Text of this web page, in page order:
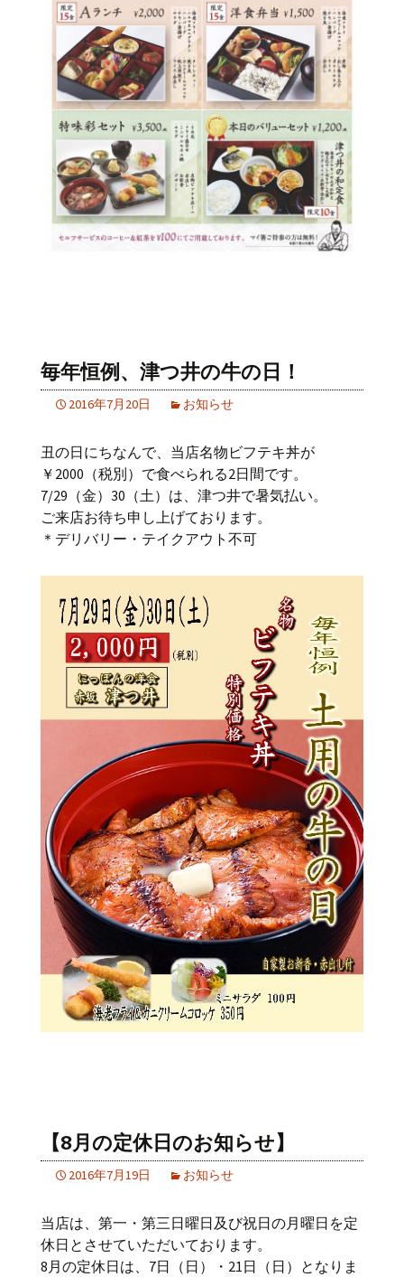
毎年恒例、津つ井の牛の日！
2016年7月20日 お知らせ
丑の日にちなんで、当店名物ビフテキ丼が
￥2000（税別）で食べられる2日間です。
7/29（金）30（土）は、津つ井で暑気払い。
ご来店お待ち申し上げております。
＊デリバリー・テイクアウト不可
【8月の定休日のお知らせ】
2016年7月19日 お知らせ
当店は、第一・第三日曜日及び祝日の月曜日を定
休日とさせていただいております。
8月の定休日は、7日（日）・21日（日）となりま